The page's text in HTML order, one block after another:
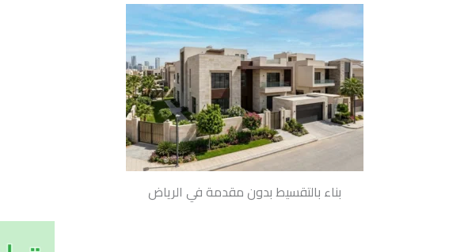
بناء بالتقسيط بدون مقدمة في الرياض